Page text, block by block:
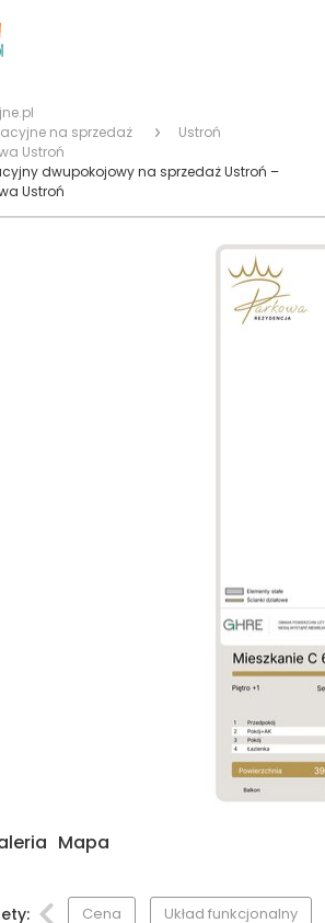
na sprzedaż
Ustroń
Ustroń
dwupokojowy na sprzedaż Ustroń –
Ustroń
Mapa
Cena Układ funkcjonalny